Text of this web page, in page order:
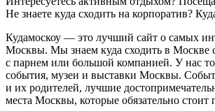
Не знаете куда сходить на корпоратив?
Кудамоскоу — это лучший сайт о самых
Москвы. Мы знаем куда сходить в Москве
с парнем или большой компанией. У нас
события, музеи и выставки Москвы.
и их родителей, лучшие
места Москвы, которые обязательно стоит